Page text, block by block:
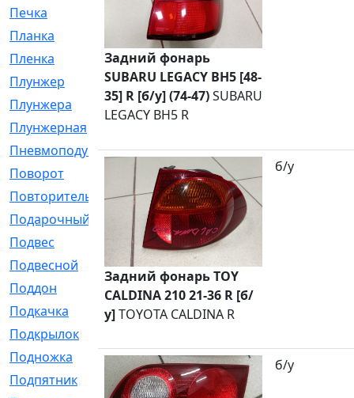
Печка
[3]
Планка
[21]
Пленка
[1]
Плунжер
[1]
Плунжера
[64]
Плунжерная
Пневмоподушка
[2]
Поворот
[12]
Повторитель
[86]
Подарочный
[3]
Подвес
[16]
Подвесной
[7]
Поддон
[18]
Подкачка
[5]
Подкрылок
Подножка
[16]
Подпятник
[1]
Задний фонарь
SUBARU LEGACY BH5 [48-
35] R [б/у] (74-47)SUBARU
LEGACY BH5 R
Задний фонарь TOY
CALDINA 210 21-36 R [б/
у]TOYOTA CALDINA R
б/у
б/у